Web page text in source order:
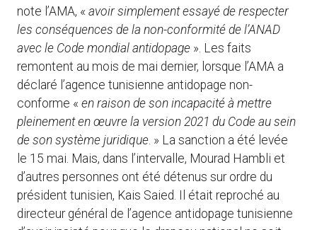
note l’AMA, « avoir simplement essayé de respecter
les conséquences de la non-conformité de l’ANAD
avec le Code mondial antidopage ». Les faits
remontent au mois de mai dernier, lorsque l’AMA a
déclaré l’agence tunisienne antidopage non-
conforme « en raison de son incapacité à mettre
pleinement en œuvre la version 2021 du Code au sein
de son système juridique. » La sanction a été levée
le 15 mai. Mais, dans l’intervalle, Mourad Hambli et
d’autres personnes ont été détenus sur ordre du
président tunisien, Kais Saied. Il était reproché au
directeur général de l’agence antidopage tunisienne